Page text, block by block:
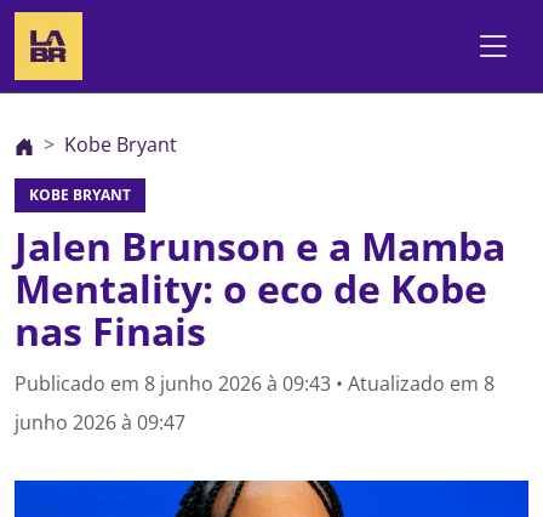
Kobe Bryant
KOBE BRYANT
Jalen Brunson e a Mamba
Mentality: o eco de Kobe
nas Finais
Publicado em 8 junho 2026 à 09:43 • Atualizado em 8
junho 2026 à 09:47